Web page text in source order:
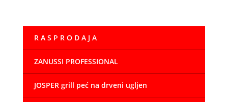
R A S P R O D A J A
ZANUSSI PROFESSIONAL
JOSPER grill peć na drveni ugljen